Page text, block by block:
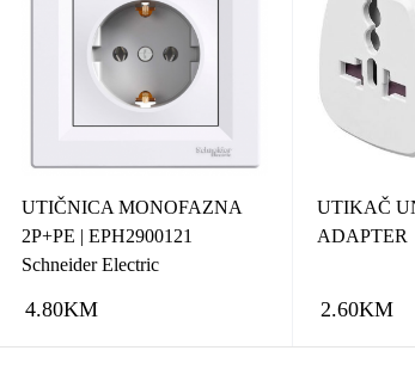
UTIČNICA MONOFAZNA
2P+PE | EPH2900121
Schneider Electric
4.80KM
UTIKAČ
ADAPTER
2.60KM